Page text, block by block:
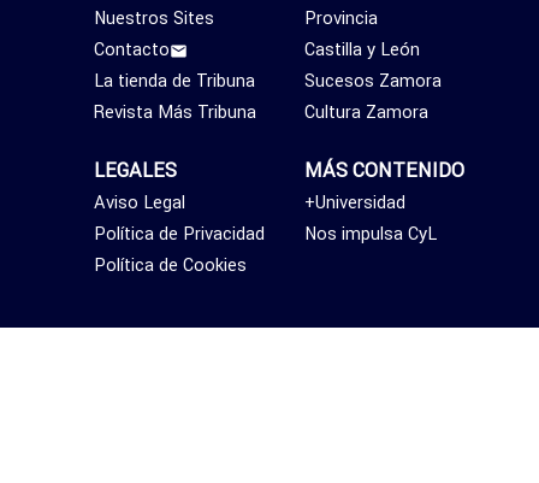
Provincia
Castilla y León
Sucesos Zamora
Cultura Zamora
MÁS CONTENIDO
+Universidad
Nos impulsa CyL
Nuestros Sites
Contacto
La tienda de Tribuna
Revista Más Tribuna
LEGALES
Aviso Legal
Política de Privacidad
Política de Cookies